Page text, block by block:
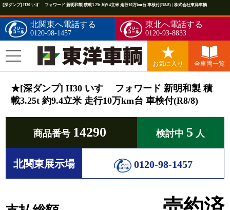
[深ダンプ] H30 いすゞ フォワード 新明和製 積載3.25t 約9.4立米 走行10万km台 車検付(R8/8) | 株式会社東洋車輌
北関東へ電話する
0120-98-1457
東北へ電話する
0120-93-8833
お気に入り 全車両一覧
★[深ダンプ] H30 いすゞ フォワード 新明和製 積
載3.25t 約9.4立米 走行10万km台 車検付(R8/8)
商品番号 14290 検討中 5 人
北関東展示場 0120-98-1457